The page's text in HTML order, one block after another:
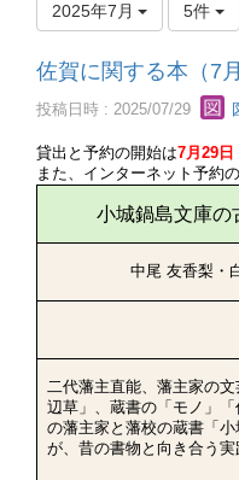
2025年7月 5件
佐賀に関する本（7
投稿日時 : 2025/07/29
貸出と予約の開始は7月29日
また、インターネット予約
小城鍋島文庫
中尾 友香梨・
二代藩主直能、藩主家の
辺草」、蔵書の「モノ」
の藩主家と藩校の蔵書「
が、昔の書物と向き合う実